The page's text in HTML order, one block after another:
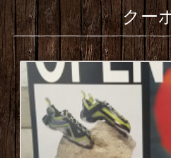
クー